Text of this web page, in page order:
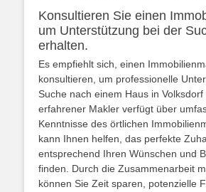
Konsultieren Sie einen
um Unterstützung bei der
erhalten.
Es empfiehlt sich, einen
konsultieren, um professionelle
Suche nach einem Haus in
erfahrener Makler verfügt über
Kenntnisse des örtlichen
kann Ihnen helfen, das perfekte
entsprechend Ihren Wünschen und
finden. Durch die Zusammenarbeit
können Sie Zeit sparen, potenzielle